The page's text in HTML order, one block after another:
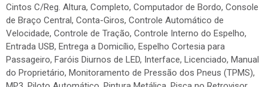
Cintos C/Reg. Altura, Completo, Computador de Bordo, Console
de Braço Central, Conta-Giros, Controle Automático de
Velocidade, Controle de Tração, Controle Interno do Espelho,
Entrada USB, Entrega a Domicílio, Espelho Cortesia para
Passageiro, Faróis Diurnos de LED, Interface, Licenciado, Manual
do Proprietário, Monitoramento de Pressão dos Pneus (TPMS),